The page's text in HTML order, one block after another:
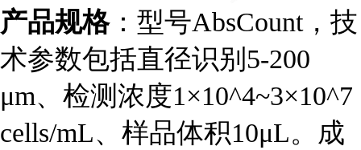
产品规格：型号AbsCount，技
术参数包括直径识别5-200
μm、检测浓度1×10^4~3×10^7
cells/mL、样品体积10μL。成